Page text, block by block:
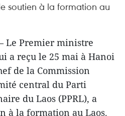
soutien à la formation au
Le Premier ministre
a reçu le 25 mai à Hanoi
de la Commission
central du Parti
du Laos (PPRL), a
à la formation au Laos.